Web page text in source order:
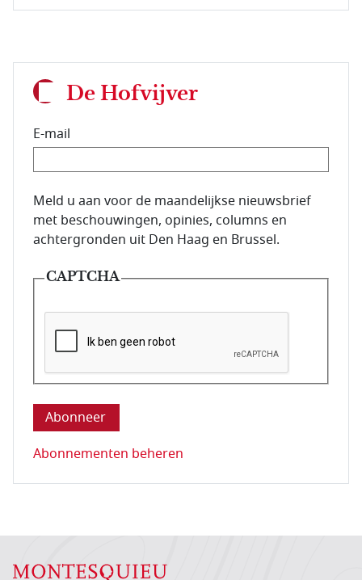
De Hofvijver
E-mail
E-mailadres van de abonnee.
Meld u aan voor de maandelijkse nieuwsbrief
met beschouwingen, opinies, columns en
achtergronden uit Den Haag en Brussel.
CAPTCHA
Deze vraag is om te controleren dat u een mens
Abonnementen beheren